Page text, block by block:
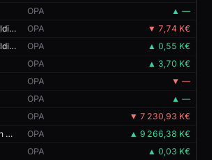
OPA
▲ —
HSBC Holdings OPA
▼ 7,74 K€
HSBC Holdings OPA
▲ 0,55 K€
OPA
▲ 3,70 K€
OPA
▼ —
OPA
▲ —
OPA
▼ 7 230,93 K€
Jpmorgan CHASE & OPA
▲ 9 266,38 K€
OPA ▲ 0,03 K€